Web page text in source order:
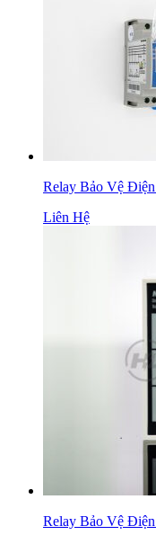
Relay Bảo Vệ
Liên Hệ
Relay Bảo Vệ